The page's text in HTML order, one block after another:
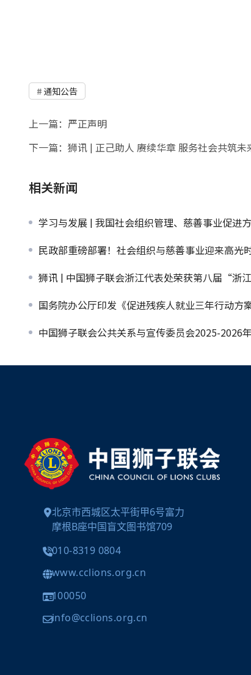
通知公告
上一篇： 严正声明
下一篇： 狮讯 | 正己助人 赓续华章 服务社会共筑
相关新闻
学习与发展 | 我国社会组织管理、慈善事业促进方面取得积极
民政部重磅部署！社会组织与慈善事业迎来高光
狮讯 | 中国狮子联会浙江代表处荣获第八届“浙江慈善
国务院办公厅印发《促进残疾人就业三年行动方案（2025—2027年
中国狮子联会公共关系与宣传委员会2025-2026年度第一次工作会议暨培训在北
北京市西城区太平街甲6号富力
摩根B座中国盲文图书馆709
010-8319 0804
www.cclions.org.cn
100050
info@cclions.org.cn